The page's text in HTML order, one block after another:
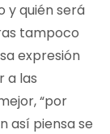
y quién será
tampoco
expresión
a las
“por
así piensa se